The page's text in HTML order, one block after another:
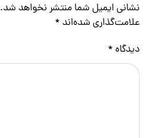
نشانی ایمیل شما منتشر نخواهد شد.
علامت‌گذاری شده‌اند *
دیدگاه *